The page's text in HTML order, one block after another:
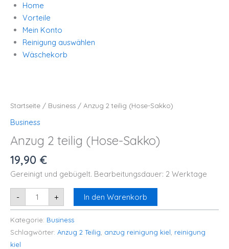
Home
Vorteile
Mein Konto
Reinigung auswählen
Wäschekorb
Startseite / Business / Anzug 2 teilig (Hose-Sakko)
Business
Anzug 2 teilig (Hose-Sakko)
19,90 €
Gereinigt und gebügelt. Bearbeitungsdauer: 2 Werktage
-
Sakko)
Menge
+ In den Warenkorb
Kategorie: Business
Schlagwörter: Anzug 2 Teilig anzug reinigung kiel reinigung
kiel